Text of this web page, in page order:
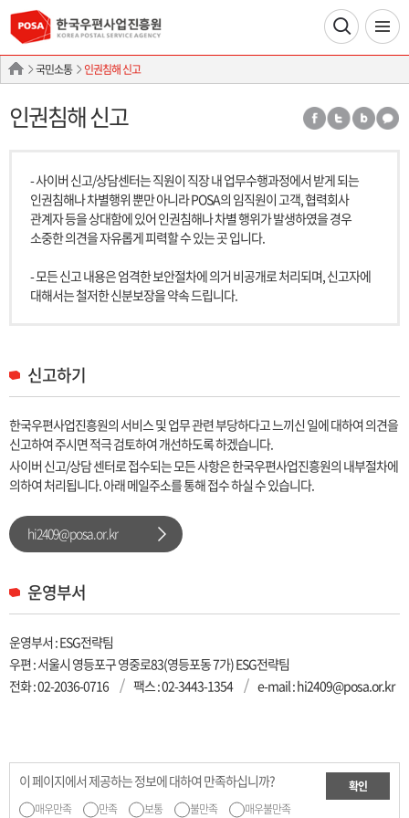
국민소통 인권침해 신고
인권침해 신고
- 사이버 신고/상담센터는 직원이 직장 내 업무수행과정에서 받게 되는
인권침해나 차별행위 뿐만 아니라 POSA의 임직원이 고객, 협력회사
관계자 등을 상대함에 있어 인권침해나 차별 행위가 발생하였을 경우
소중한 의견을 자유롭게 피력할 수 있는 곳 입니다.
- 모든 신고 내용은 엄격한 보안절차에 의거 비공개로 처리되며, 신고자에
대해서는 철저한 신분보장을 약속 드립니다.
신고하기
한국우편사업진흥원의 서비스 및 업무 관련 부당하다고 느끼신 일에 대하여 의견을
신고하여 주시면 적극 검토하여 개선하도록 하겠습니다.
사이버 신고/상담 센터로 접수되는 모든 사항은 한국우편사업진흥원의 내부절차에
의하여 처리됩니다. 아래 메일주소를 통해 접수 하실 수 있습니다.
hi2409@posa.or.kr
운영부서
운영부서 : ESG전략팀
우편 : 서울시 영등포구 영중로83(영등포동 7가) ESG전략팀
전화 :02-2036-0716 팩스 : 02-3443-1354 e-mail : hi2409@posa.or.kr
이 페이지에서 제공하는 정보에 대하여 만족하십니까?
매우만족 만족 보통 불만족 매우불만족
확인